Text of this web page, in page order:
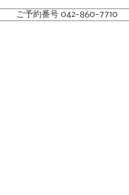
ご予約番号 042-860-7710